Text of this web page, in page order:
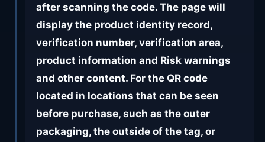
after scanning the code. The page will
display the product identity record,
verification number, verification area,
product information and Risk warnings
and other content. For the QR code
located in locations that can be seen
before purchase, such as the outer
packaging, the outside of the tag, or